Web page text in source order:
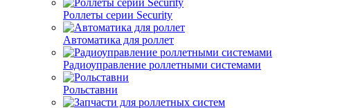
Роллеты серии Security
Автоматика для роллет
Радиоуправление роллетными системами
Рольставни